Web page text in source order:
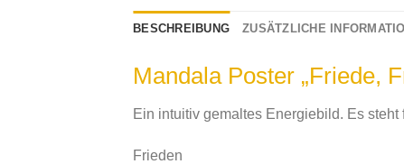
BESCHREIBUNG ZUSÄTZLICHE
Mandala Poster „Friede,
Ein intuitiv gemaltes Energiebild. Es steht
Frieden